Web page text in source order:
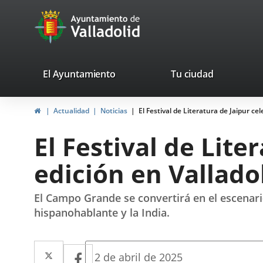
Portal
Web
Ayuntamiento
de
valladolid.es
El Ayuntamiento Tu ciudad
InicioActualidad Noticias El Festival de Literatura de Jaipur
El Festival de
edición en
El Campo Grande se convertirá en el
hispanohablante y la India.
Twitter
EnlaceFacebook
Enlace
Fecha
2 de abril de 2025